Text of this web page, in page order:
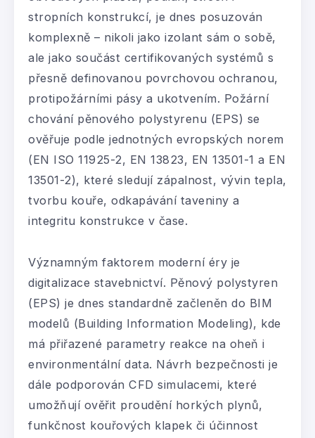
stropních konstrukcí, je dnes posuzován
komplexně – nikoli jako izolant sám o sobě,
ale jako součást certifikovaných systémů s
přesně definovanou povrchovou ochranou,
protipožárními pásy a ukotvením. Požární
chování pěnového polystyrenu (EPS) se
ověřuje podle jednotných evropských norem
(EN ISO 11925-2, EN 13823, EN 13501-1 a EN
13501-2), které sledují zápalnost, vývin tepla,
tvorbu kouře, odkapávání taveniny a
integritu konstrukce v čase.
Významným faktorem moderní éry je
digitalizace stavebnictví. Pěnový polystyren
(EPS) je dnes standardně začleněn do BIM
modelů (Building Information Modeling), kde
má přiřazené parametry reakce na oheň i
environmentální data. Návrh bezpečnosti je
dále podporován CFD simulacemi, které
umožňují ověřit proudění horkých plynů,
funkčnost kouřových klapek či účinnost